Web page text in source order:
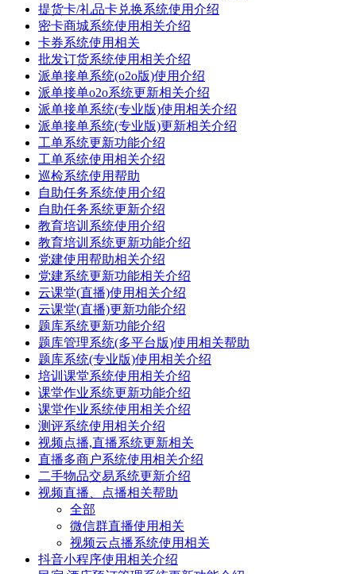
提货卡/礼品卡兑换系统使用介绍
密卡商城系统使用相关介绍
卡券系统使用相关
批发订货系统使用相关介绍
派单接单系统(o2o版)使用介绍
派单接单o2o系统更新相关介绍
派单接单系统(专业版)使用相关介绍
派单接单系统(专业版)更新相关介绍
工单系统更新功能介绍
工单系统使用相关介绍
巡检系统使用帮助
自助任务系统使用介绍
自助任务系统更新介绍
教育培训系统使用介绍
教育培训系统更新功能介绍
党建使用帮助相关介绍
党建系统更新功能相关介绍
云课堂(直播)使用相关介绍
云课堂(直播)更新功能介绍
题库系统更新功能介绍
题库管理系统(多平台版)使用相关帮助
题库系统(专业版)使用相关介绍
培训课堂系统使用相关介绍
课堂作业系统更新功能介绍
课堂作业系统使用相关介绍
测评系统使用相关介绍
视频点播,直播系统更新相关
直播多商户系统使用相关介绍
二手物品交易系统更新介绍
视频直播、点播相关帮助
全部
微信群直播使用相关
视频云点播系统使用相关
抖音小程序使用相关介绍